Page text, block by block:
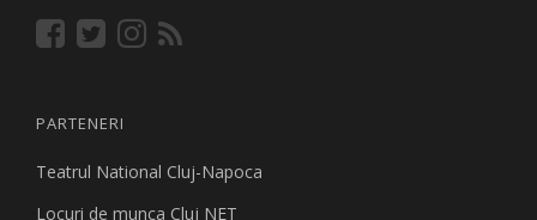
PARTENERI
Teatrul National Cluj-Napoca
Locuri de munca Cluj NET